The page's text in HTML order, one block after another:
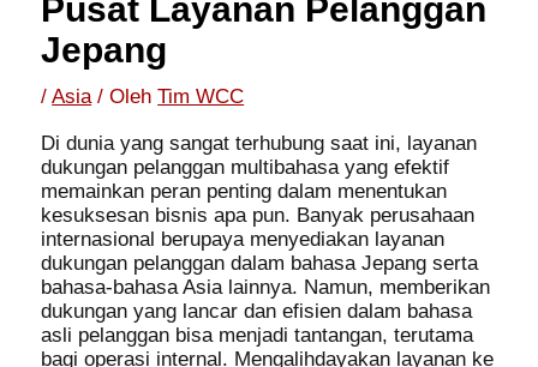
Pusat Layanan Pelanggan
Jepang
/Asia/ OlehTim WCC
Di dunia yang sangat terhubung saat ini, layanan
dukungan pelanggan multibahasa yang efektif
memainkan peran penting dalam menentukan
kesuksesan bisnis apa pun. Banyak perusahaan
internasional berupaya menyediakan layanan
dukungan pelanggan dalam bahasa Jepang serta
bahasa-bahasa Asia lainnya. Namun, memberikan
dukungan yang lancar dan efisien dalam bahasa
asli pelanggan bisa menjadi tantangan, terutama
bagi operasi internal. Mengalihdayakan layanan ke